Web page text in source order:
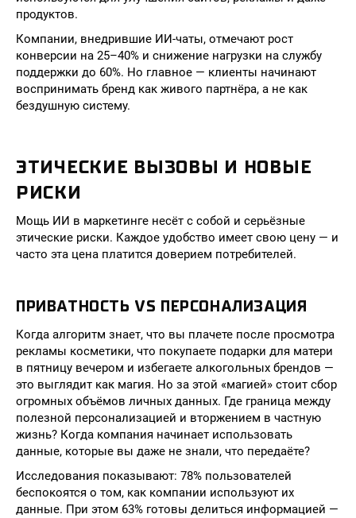
продуктов.
Компании, внедрившие ИИ-чаты, отмечают рост
конверсии на 25–40% и снижение нагрузки на службу
поддержки до 60%. Но главное — клиенты начинают
воспринимать бренд как живого партнёра, а не как
бездушную систему.
ЭТИЧЕСКИЕ ВЫЗОВЫ И НОВЫЕ
РИСКИ
Мощь ИИ в маркетинге несёт с собой и серьёзные
этические риски. Каждое удобство имеет свою цену — и
часто эта цена платится доверием потребителей.
ПРИВАТНОСТЬ VS ПЕРСОНАЛИЗАЦИЯ
Когда алгоритм знает, что вы плачете после просмотра
рекламы косметики, что покупаете подарки для матери
в пятницу вечером и избегаете алкогольных брендов —
это выглядит как магия. Но за этой «магией» стоит сбор
огромных объёмов личных данных. Где граница между
полезной персонализацией и вторжением в частную
жизнь? Когда компания начинает использовать
данные, которые вы даже не знали, что передаёте?
Исследования показывают: 78% пользователей
беспокоятся о том, как компании используют их
данные. При этом 63% готовы делиться информацией —